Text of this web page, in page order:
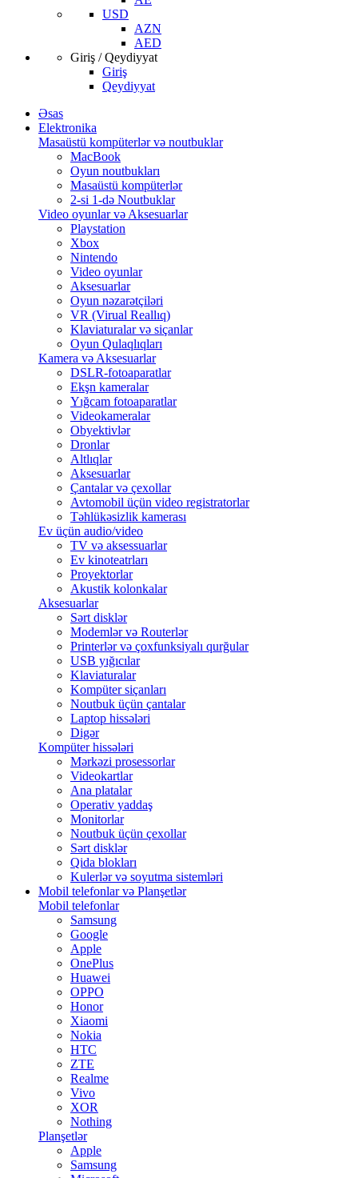
USD
AZN
AED
Giriş / Qeydiyyat
Giriş
Qeydiyyat
Əsas
Elektronika
Masaüstü kompüterlər və noutbuklar
MacBook
Oyun noutbukları
Masaüstü kompüterlər
2-si 1-də Noutbuklar
Video oyunlar və Aksesuarlar
Playstation
Xbox
Nintendo
Video oyunlar
Aksesuarlar
Oyun nəzarətçiləri
VR (Virual Reallıq)
Klaviaturalar və siçanlar
Oyun Qulaqlıqları
Kamera və Aksesuarlar
DSLR-fotoaparatlar
Ekşn kameralar
Yığcam fotoaparatlar
Videokameralar
Obyektivlər
Dronlar
Altlıqlar
Aksesuarlar
Çantalar və çexollar
Avtomobil üçün video registratorlar
Təhlükəsizlik kamerası
Ev üçün audio/video
TV və aksessuarlar
Ev kinoteatrları
Proyektorlar
Akustik kolonkalar
Aksesuarlar
Sərt disklər
Modemlər və Routerlər
Printerlər və çoxfunksiyalı qurğular
USB yığıcılar
Klaviaturalar
Kompüter siçanları
Noutbuk üçün çantalar
Laptop hissələri
Digər
Kompüter hissələri
Mərkəzi prosessorlar
Videokartlar
Ana platalar
Operativ yaddaş
Monitorlar
Noutbuk üçün çexollar
Sərt disklər
Qida blokları
Kulerlər və soyutma sistemləri
Mobil telefonlar və Planşetlər
Mobil telefonlar
Samsung
Google
Apple
OnePlus
Huawei
OPPO
Honor
Xiaomi
Nokia
HTC
ZTE
Realme
Vivo
XOR
Nothing
Planşetlər
Apple
Samsung